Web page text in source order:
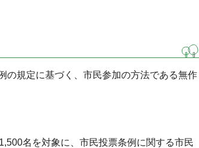
の規定に基づく、市民参加の方法である無作
名を対象に、市民投票条例に関する市民